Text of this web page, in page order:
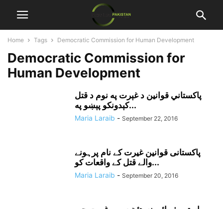
Home Tags Democratic Commission for Human Development
Democratic Commission for
Human Development
پاکستاني قوانين د غېرت په نوم د قتل
کېدونکو پېښو په...
Maria Laraib - September 22, 2016
پاکستانی قوانین غیرت کے نام پرہونے
والے قتل کے واقعات کو...
Maria Laraib - September 20, 2016